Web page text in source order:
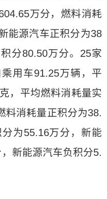
万分，燃料消耗
能源汽车正积分为38
分80.50万分。25家
用车91.25万辆，平
，平均燃料消耗量实
料消耗量正积分为38.
为55.16万分，新能
新能源汽车负积分5.